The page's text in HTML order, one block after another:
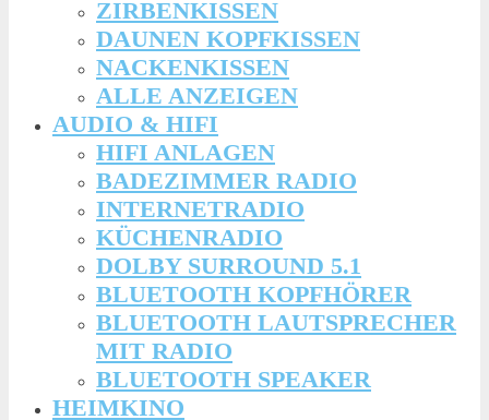
ZIRBENKISSEN
DAUNEN KOPFKISSEN
NACKENKISSEN
ALLE ANZEIGEN
AUDIO & HIFI
HIFI ANLAGEN
BADEZIMMER RADIO
INTERNETRADIO
KÜCHENRADIO
DOLBY SURROUND 5.1
BLUETOOTH KOPFHÖRER
BLUETOOTH LAUTSPRECHER
MIT RADIO
BLUETOOTH SPEAKER
HEIMKINO